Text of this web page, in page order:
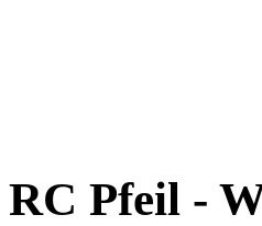
RC Pfeil -